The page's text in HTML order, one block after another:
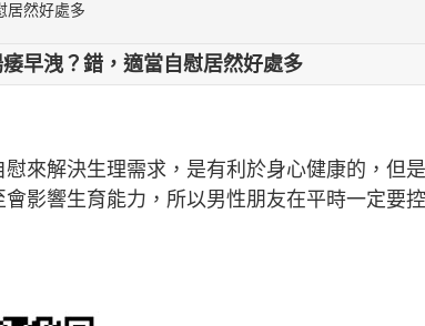
居然好處多
早洩？錯，適當自慰居然好處多
來解決生理需求，是有利於身心健康的，但
影響生育能力，所以男性朋友在平時一定要